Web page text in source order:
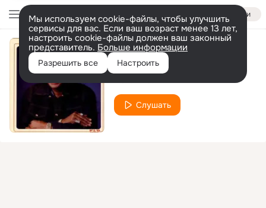
Войти
Мы используем cookie-файлы, чтобы улучшить
сервисы для вас. Если ваш возраст менее 13 лет,
настроить cookie-файлы должен ваш законный
представитель. Больше информации
Разрешить все Настроить
Misty Blue
Слушать